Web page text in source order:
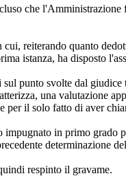
che
reiterando quanto
istanza, ha disposto
punto svolte dal
una valutazione
il solo fatto di aver
in primo grado
determinazione
respinto il gravame.